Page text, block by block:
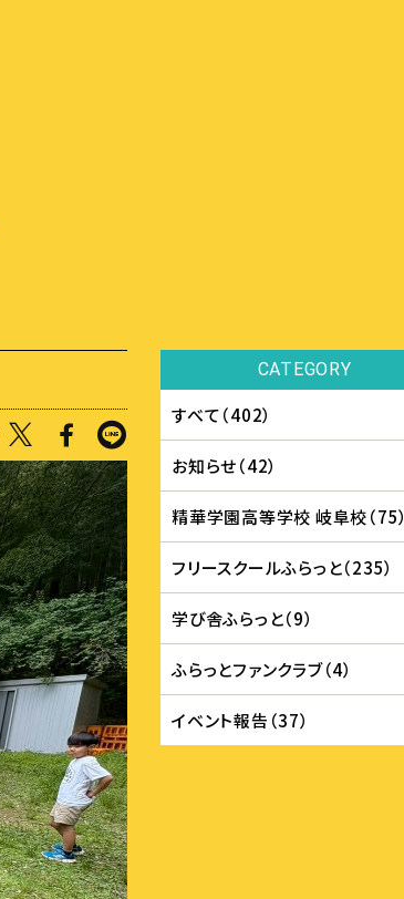
CATEGORY
すべて（402）
お知らせ（42）
精華学園⾼等学校 岐⾩校（75）
フリースクールふらっと（235）
学び舎ふらっと（9）
ふらっとファンクラブ（4）
イベント報告（37）